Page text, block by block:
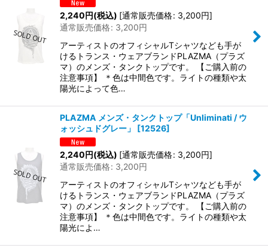
2,240円(税込) [通常販売価格: 3,200円]
通常販売価格: 3,200円
アーティストのオフィシャルTシャツなども手が
けるトランス・ウェアブランドPLAZMA（プラズ
マ）のメンズ・タンクトップです。 【ご購入前の
注意事項】 ＊色は中間色です。ライトの種類や太
陽光によって色…
PLAZMA メンズ・タンクトップ「Unliminati / ウ
ォッシュドグレー」
[12526]
2,240円(税込) [通常販売価格: 3,200円]
通常販売価格: 3,200円
アーティストのオフィシャルTシャツなども手が
けるトランス・ウェアブランドPLAZMA（プラズ
マ）のメンズ・タンクトップです。 【ご購入前の
注意事項】 ＊色は中間色です。ライトの種類や太
陽光によ…